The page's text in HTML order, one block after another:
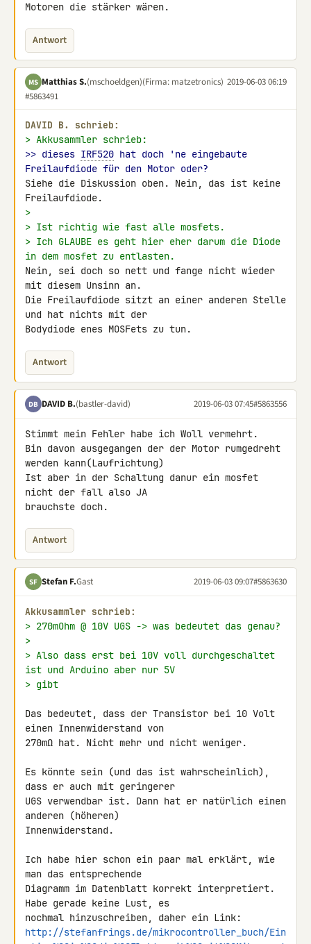
Motoren die stärker wären.
Antwort
MS Matthias S.(mschoeldgen)(Firma: matzetronics) 2019-06-03 06:19
#5863491
DAVID B. schrieb:
> Akkusammler schrieb:
>> dieses IRF520 hat doch 'ne eingebaute
Freilaufdiode für den Motor oder?
Siehe die Diskussion oben. Nein, das ist keine
>
> Ist richtig wie fast alle mosfets.
> Ich GLAUBE es geht hier eher darum die Diode
in dem mosfet zu entlasten.
Nein, sei doch so nett und fange nicht wieder
mit diesem Unsinn an.
Die Freilaufdiode sitzt an einer anderen Stelle
und hat nichts mit der
Bodydiode enes MOSFets zu tun.
Antwort
DB DAVID B.(bastler-david) 2019-06-03 07:45#5863556
Stimmt mein Fehler habe ich Woll vermehrt.
Bin davon ausgegangen der der Motor rumgedreht
werden kann(Laufrichtung)
Ist aber in der Schaltung danur ein mosfet
nicht der fall also JA
brauchste doch.
Antwort
SF Stefan F.Gast 2019-06-03 09:07#5863630
Akkusammler schrieb:
> 270mOhm @ 10V UGS -> was bedeutet das genau?
>
> Also dass erst bei 10V voll durchgeschaltet
ist und Arduino aber nur 5V
> gibt
Das bedeutet, dass der Transistor bei 10 Volt
einen Innenwiderstand von
270mΩ hat. Nicht mehr und nicht weniger.
Es könnte sein (und das ist wahrscheinlich),
dass er auch mit geringerer
UGS verwendbar ist. Dann hat er natürlich einen
anderen (höheren)
Innenwiderstand.
Ich habe hier schon ein paar mal erklärt, wie
man das entsprechende
Diagramm im Datenblatt korrekt interpretiert.
Habe gerade keine Lust, es
http://stefanfrings.de/mikrocontroller_buch/Ein